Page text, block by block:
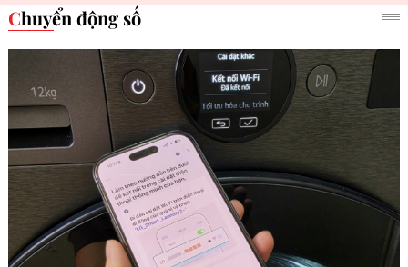
Chuyển động số